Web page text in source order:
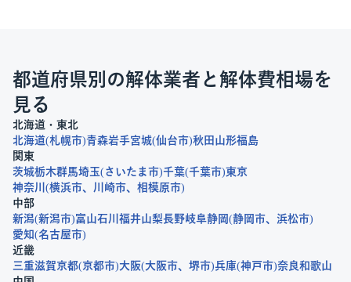
都道府県別の解体業者と解体費相場を
見る
北海道・東北
北海道 札幌市 青森岩手宮城 仙台市 秋田 山形福島
関東
茨城栃木群馬埼玉 さいたま市 千葉 千葉市 東京
神奈川
横浜市 川崎市
相模原市
中部
新潟 新潟市 富山石川 福井山梨長野岐阜静岡 静岡市
浜松市
愛知 名古屋市
近畿
三重滋賀京都 京都市 大阪 大阪市 堺市 兵庫 神戸市 奈良和歌山